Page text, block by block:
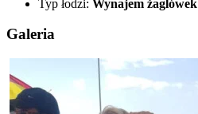
Typ łodzi: Wynajem żaglówek
Galeria